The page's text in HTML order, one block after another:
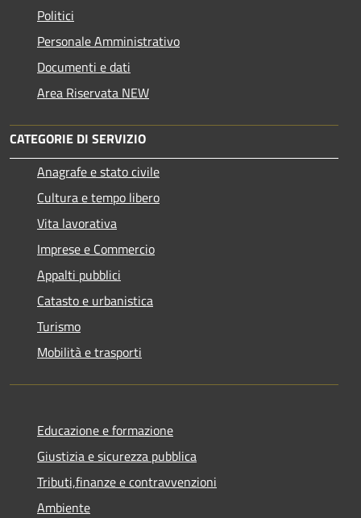
Politici
Personale Amministrativo
Documenti e dati
Area Riservata NEW
CATEGORIE DI SERVIZIO
Anagrafe e stato civile
Cultura e tempo libero
Vita lavorativa
Imprese e Commercio
Appalti pubblici
Catasto e urbanistica
Turismo
Mobilità e trasporti
Educazione e formazione
Giustizia e sicurezza pubblica
Tributi,finanze e contravvenzioni
Ambiente